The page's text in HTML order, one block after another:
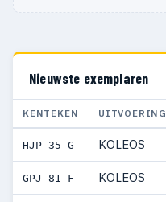
Nieuwste exemplaren
KENTEKEN UITVOERING
HJP-35-G KOLEOS
GPJ-81-F KOLEOS